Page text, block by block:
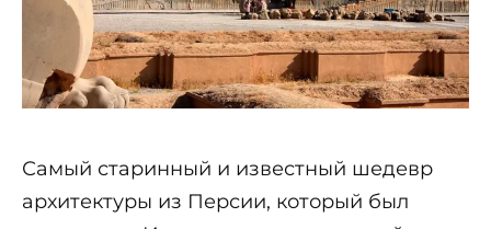
Самый старинный и известный шедевр
архитектуры из Персии, который был